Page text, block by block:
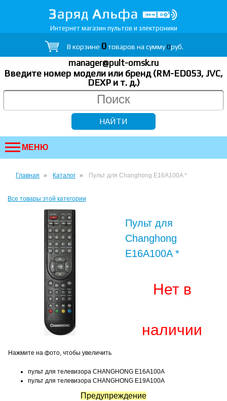
Интернет магазин пультов и электроники
В корзине 0товаров на сумму0руб.
manager@pult-omsk.ru
Введите номер модели или бренд (RM-ED053, JVC,
DEXP и т. д.)
МЕНЮ
Главная Каталог Пульт для Changhong E16A100A *
Все товары этой категории
Нажмите на фото, чтобы увеличить
Пульт для
Changhong
E16A100A *
Нет в
наличии
пульт для телевизора CHANGHONG E16A100A
пульт для телевизора CHANGHONG E19A100A
Предупреждение